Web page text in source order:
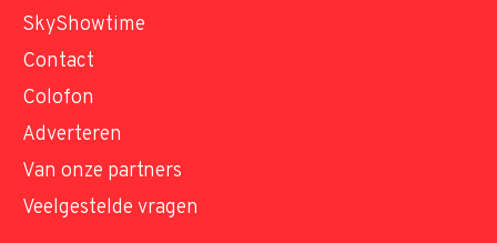
SkyShowtime
Contact
Colofon
Adverteren
Van onze partners
Veelgestelde vragen